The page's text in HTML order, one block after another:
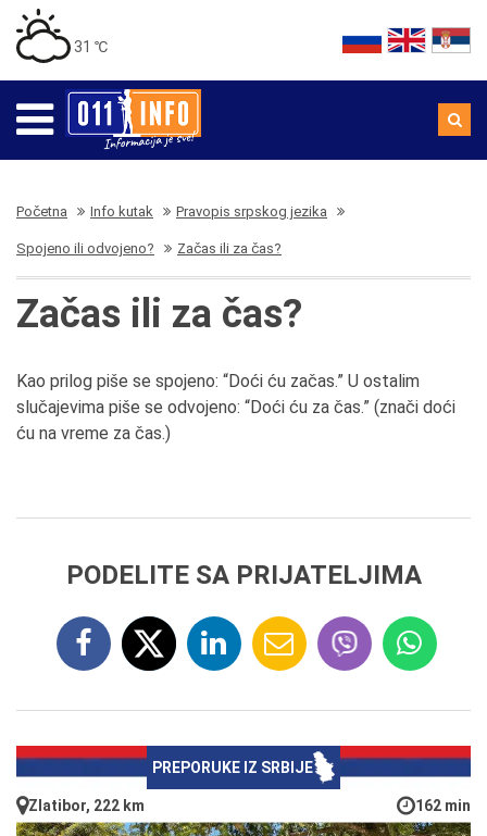
31 ℃
Početna Info kutak Pravopis srpskog jezika
Spojeno ili odvojeno? Začas ili za čas?
Začas ili za čas?
Kao prilog piše se spojeno: “Doći ću začas.” U ostalim
slučajevima piše se odvojeno: “Doći ću za čas.” (znači doći
ću na vreme za čas.)
PODELITE SA PRIJATELJIMA
PREPORUKE IZ SRBIJE
Zlatibor, 222 km 162 min